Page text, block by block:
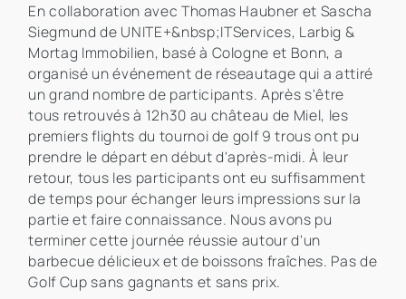
En collaboration avec Thomas Haubner et Sascha
Siegmund de UNITE+&nbsp;ITServices, Larbig &
Mortag Immobilien, basé à Cologne et Bonn, a
organisé un événement de réseautage qui a attiré
un grand nombre de participants. Après s'être
tous retrouvés à 12h30 au château de Miel, les
premiers flights du tournoi de golf 9 trous ont pu
prendre le départ en début d'après-midi. À leur
retour, tous les participants ont eu suffisamment
de temps pour échanger leurs impressions sur la
partie et faire connaissance. Nous avons pu
terminer cette journée réussie autour d'un
barbecue délicieux et de boissons fraîches. Pas de
Golf Cup sans gagnants et sans prix.